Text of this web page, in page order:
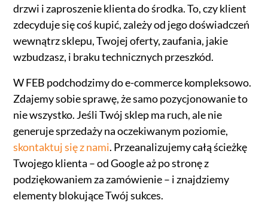
drzwi i zaproszenie klienta do środka. To, czy klient
zdecyduje się coś kupić, zależy od jego doświadczeń
wewnątrz sklepu, Twojej oferty, zaufania, jakie
wzbudzasz, i braku technicznych przeszkód.
W FEB podchodzimy do e-commerce kompleksowo.
Zdajemy sobie sprawę, że samo pozycjonowanie to
nie wszystko. Jeśli Twój sklep ma ruch, ale nie
generuje sprzedaży na oczekiwanym poziomie,
skontaktuj się z nami. Przeanalizujemy całą ścieżkę
Twojego klienta – od Google aż po stronę z
podziękowaniem za zamówienie – i znajdziemy
elementy blokujące Twój sukces.